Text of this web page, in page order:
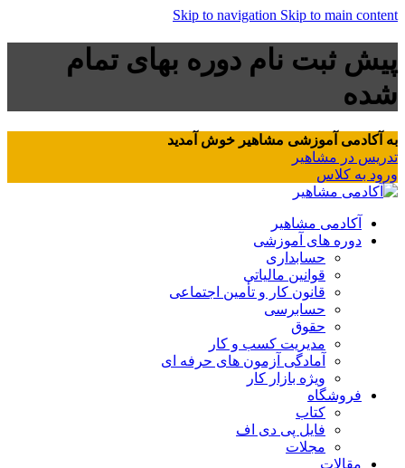
Skip to navigation Skip to main content
پیش ثبت نام دوره بهای تمام
شده
به آکادمی آموزشی مشاهیر خوش آمدید
تدریس در مشاهیر
ورود به کلاس
آکادمی مشاهیر
دوره های آموزشی
حسابداری
قوانین مالیاتی
قانون کار و تأمین اجتماعی
حسابرسی
حقوق
مدیریت کسب و کار
آمادگی آزمون های حرفه ای
ویژه بازار کار
فروشگاه
کتاب
فایل پی دی اف
مجلات
مقالات